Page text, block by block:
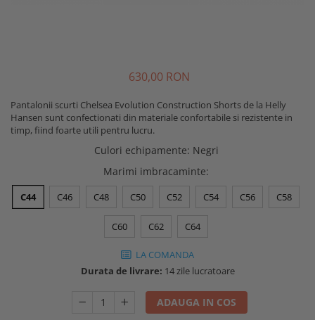
Echipamente trimeri ongloane
Masti protectie
Casti si antifoane protectie
630,00 RON
Pantalonii scurti Chelsea Evolution Construction Shorts de la Helly
Hansen sunt confectionati din materiale confortabile si rezistente in
timp, fiind foarte utili pentru lucru.
Culori echipamente: Negri
Marimi imbracaminte:
C44 C46 C48 C50 C52 C54 C56 C58
C60 C62 C64
LA COMANDA
Durata de livrare: 14 zile lucratoare
ADAUGA IN COS